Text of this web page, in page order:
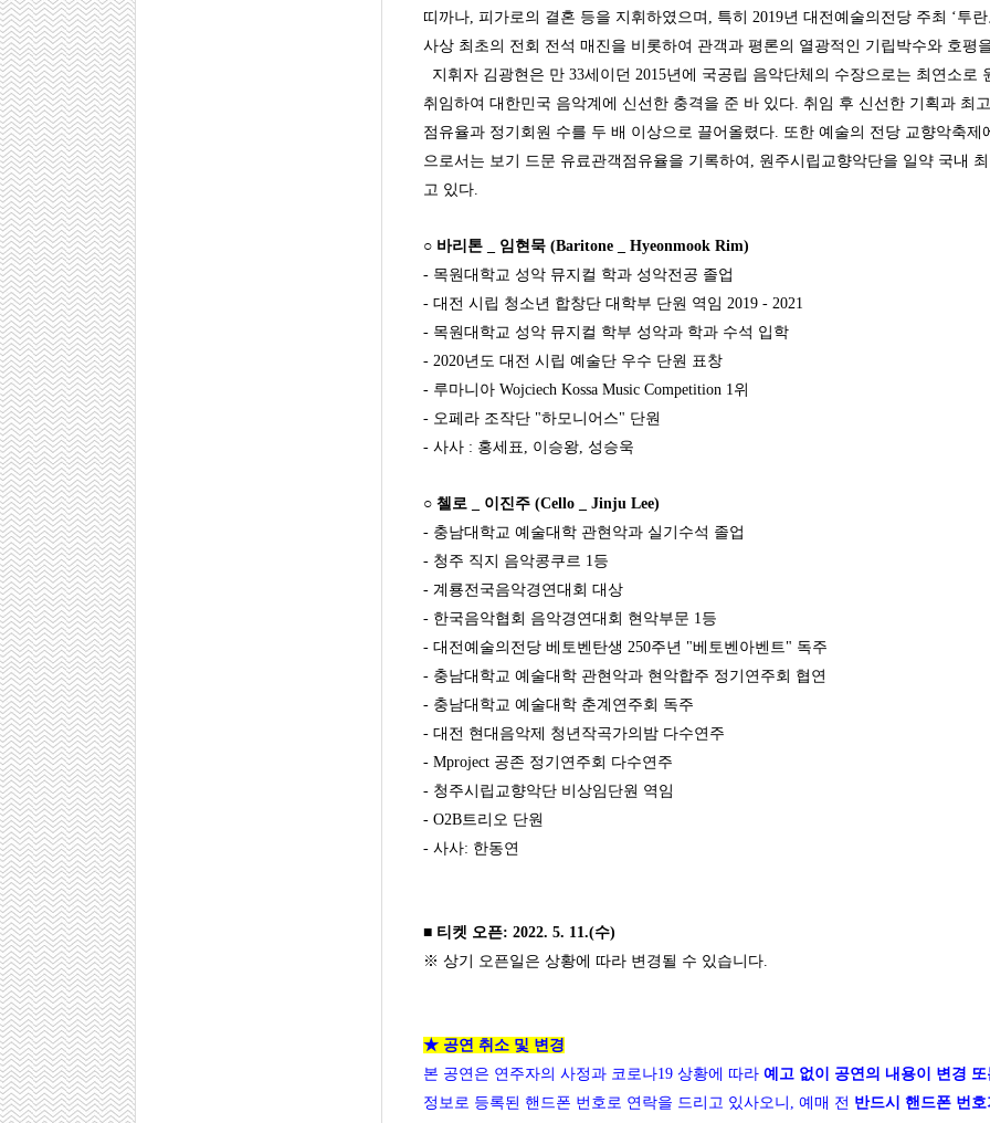
띠까나, 피가로의 결혼 등을 지휘하였으며, 특히 2019년 대전예술의전당 주최 ‘투
사상 최초의 전회 전석 매진을 비롯하여 관객과 평론의 열광적인 기립박수와 호
지휘자 김광현은 만 33세이던 2015년에 국공립 음악단체의 수장으로는 최연소로
취임하여 대한민국 음악계에 신선한 충격을 준 바 있다. 취임 후 신선한 기획과 최
점유율과 정기회원 수를 두 배 이상으로 끌어올렸다. 또한 예술의 전당 교향악축
으로서는 보기 드문 유료관객점유율을 기록하여, 원주시립교향악단을 일약 국내
고 있다.
○ 바리톤 _ 임현묵 (Baritone _ Hyeonmook Rim)
- 목원대학교 성악 뮤지컬 학과 성악전공 졸업
- 대전 시립 청소년 합창단 대학부 단원 역임 2019 - 2021
- 목원대학교 성악 뮤지컬 학부 성악과 학과 수석 입학
- 2020년도 대전 시립 예술단 우수 단원 표창
- 루마니아 Wojciech Kossa Music Competition 1위
- 오페라 조작단 "하모니어스" 단원
- 사사 : 홍세표, 이승왕, 성승욱
○ 첼로 _ 이진주 (Cello _ Jinju Lee)
- 충남대학교 예술대학 관현악과 실기수석 졸업
- 청주 직지 음악콩쿠르 1등
- 계룡전국음악경연대회 대상
- 한국음악협회 음악경연대회 현악부문 1등
- 대전예술의전당 베토벤탄생 250주년 "베토벤아벤트" 독주
- 충남대학교 예술대학 관현악과 현악합주 정기연주회 협연
- 충남대학교 예술대학 춘계연주회 독주
- 대전 현대음악제 청년작곡가의밤 다수연주
- Mproject 공존 정기연주회 다수연주
- 청주시립교향악단 비상임단원 역임
- O2B트리오 단원
​- 사사: 한동연
■ 티켓 오픈: 2022. 5. 11.(수)
※ 상기 오픈일은 상황에 따라 변경될 수 있습니다.
★ 공연 취소 및 변경
본 공연은 연주자의 사정과 코로나19 상황에 따라 예고 없이 공연의 내용이 변경 또
정보로 등록된 핸드폰 번호로 연락을 드리고 있사오니, 예매 전 반드시 핸드폰 번